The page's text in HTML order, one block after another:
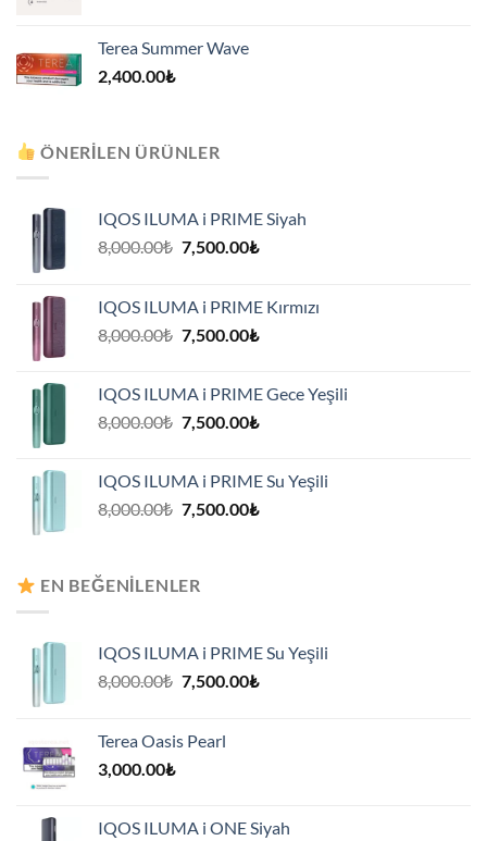
Terea Summer Wave
2,400.00₺
ÖNERILEN ÜRÜNLER
IQOS ILUMA i PRIME Siyah
8,000.00₺ Orijinal
7,500.00₺Şu
7,500.00₺.
IQOS ILUMA i PRIME Kırmızı
8,000.00₺ Orijinal
7,500.00₺Şu
7,500.00₺.
IQOS ILUMA i PRIME Gece Yeşili
8,000.00₺ Orijinal
7,500.00₺Şu
7,500.00₺.
IQOS ILUMA i PRIME Su Yeşili
8,000.00₺ Orijinal
7,500.00₺Şu
EN BEĞENILENLER
IQOS ILUMA i PRIME Su Yeşili
8,000.00₺ Orijinal
7,500.00₺Şu
Terea Oasis Pearl
3,000.00₺
IQOS ILUMA i ONE Siyah